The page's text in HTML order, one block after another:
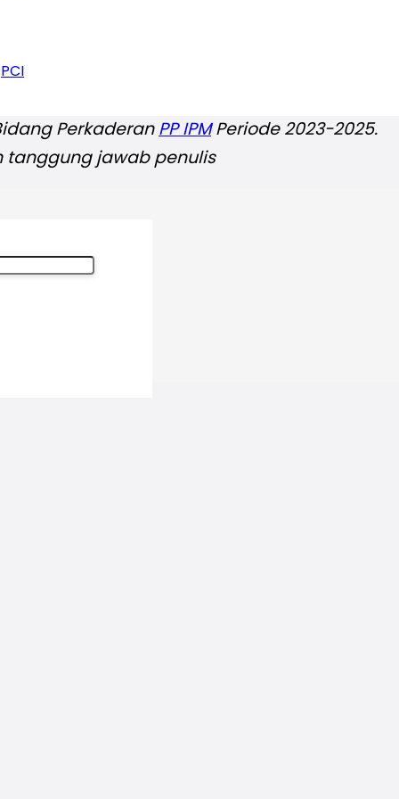
PCI
diwujudkan secara kolektif oleh seluruh
untuk berproses dengan hikmat dan
dunia.
PerkaderanPP IPMPeriode 2023-2025.
tanggung jawab penulis